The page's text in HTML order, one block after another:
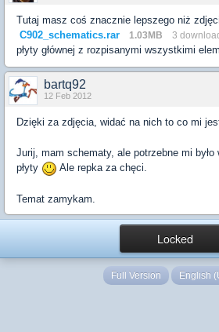
Tutaj masz coś znacznie lepszego niż
C902_schematics.rar
1.03MB 3
płyty głównej z rozpisanymi wszystkimi
bartq92
12 Feb 2012
Dzięki za zdjęcia, widać na nich to co mi
Jurij, mam schematy, ale potrzebne mi było
płyty
Ale repka za chęci.
Temat zamykam.
Locked
Full Version English